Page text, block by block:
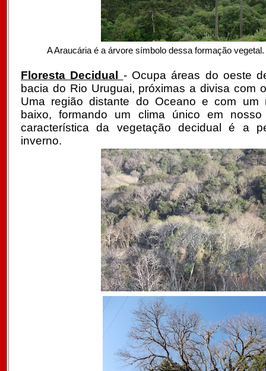
A Araucária é a árvore símbolo dessa formação
Floresta Decidual - Ocupa áreas do oeste
bacia do Rio Uruguai, próximas a divisa com
Uma região distante do Oceano e com um
baixo, formando um clima único em
característica da vegetação decidual é a
inverno.